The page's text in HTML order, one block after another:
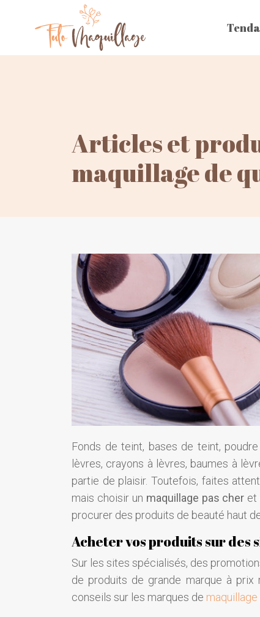
Articles et
maquillage de
Fonds de teint, bases de teint,
lèvres, crayons à lèvres, baumes à
partie de plaisir. Toutefois, faites
mais choisir un maquillage pas cher et
procurer des produits de beauté haut
Acheter vos produits sur des
Sur les sites spécialisés, des
de produits de grande marque à prix
conseils sur les marques de